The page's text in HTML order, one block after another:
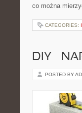
co można
CATEGORIES:
DIY –
POSTED BY